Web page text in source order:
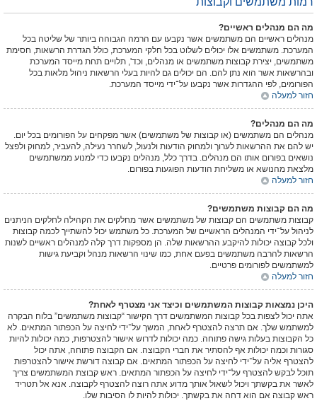
מה הם מנהלים ראשיים?
מנהלים ראשיים הם משתמשים אשר נקבעו עם הרמה הגבוהה ביותר של שליטה בכל
המערכת. משתמשים אלו יכולים לשלוט בכל חלקי המערכת, כולל הגדרת הרשאות, חסימת
משתמשים, יצירת קבוצות משתמשים או מנהלים, וכד', תלויים תחת מייסד המערכת
ובהרשאות אשר הוא נתן להם. הם יכולים גם להיות בעלי הרשאות ניהול מלאות בכל
הפורומים, לפי ההגדרות אשר נקבעו על־ידי מייסד המערכת.
חזור למעלה
מה הם מנהלים?
מנהלים הם משתמשים (או קבוצות של משתמשים) אשר מפקחים על הפורומים בכל יום.
יש להם את ההרשאות לערוך ולמחוק הודעות ולנעול, לשחרר נעילה, להעביר, למחוק ולפצל
נושאים בפורום אותו הם מנהלים. בדרך כלל, מנהלים נקבעו כדי למנוע ממשתמשים
מלצאת מהנושא או משליחת הודעות הפוגעות בפורום.
חזור למעלה
מה הם קבוצות משתמשים?
קבוצות משתמשים הם קבוצות של משתמשים אשר מחלקים את הקהילה לחלקים הניתנים
לניהול על־ידי המנהלים הראשיים של המערכת. כל משתמש יכול להשתייך לכמה קבוצות
ולכל קבוצה יכולות להיקבע ההרשאות שלה. הן מספקות דרך קלה למנהלים ראשיים לשנות
הרשאות להרבה משתמשים בפעם אחת, כמו שינוי הרשאות מנהל וקביעת גישות
למשתמשים לפורומים פרטיים.
חזור למעלה
היכן נמצאות קבוצות המשתמשים וכיצד אני מצטרף לאחת?
אתה יכול לצפות בכל קבוצות המשתמשים דרך הקישור “קבוצות משתמשים” בלוח הבקרה
למשתמש שלך. אם תרצה להצטרף לאחת, המשך על־ידי לחיצה על הכפתור המתאים. לא
כל הקבוצות בעלות גישה פתוחה. כמה יכולות לדרוש אישור להצטרפות, כמה יכולות להיות
סגורות וכמה יכולות אף להסתיר את חברי הקבוצה. אם הקבוצה פתוחה, אתה יכול
להצטרף אליה על־ידי לחיצה על הכפתור המתאים. אם קבוצה דורשת אישור להצטרפות
תוכל לבקש להצטרף על־ידי לחיצה על הכפתור המתאים. ראש קבוצת המשתמשים צריך
לאשר את בקשתך ויכול לשאול אותך מדוע אתה רוצה להצטרף לקבוצה. אנא אל תטריד
ראש קבוצה אם הוא דחה את בקשתך. יכולות להיות לו הסיבות שלו.